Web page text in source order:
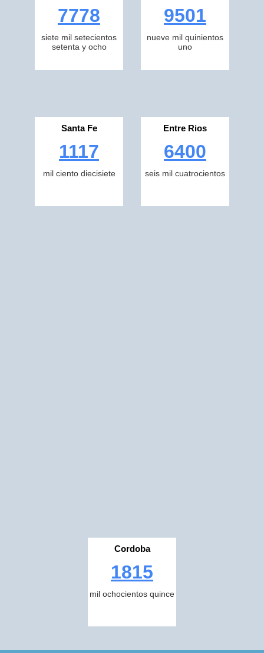
7778
siete mil setecientos
setenta y ocho
9501
nueve mil quinientos
uno
Santa Fe
1117
mil ciento diecisiete
Entre Rios
6400
seis mil cuatrocientos
Cordoba
1815
mil ochocientos quince